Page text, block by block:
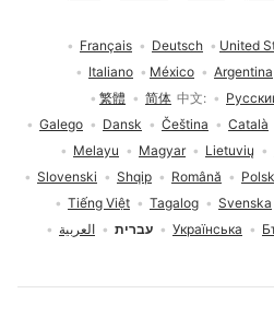
United
Deutsch
Français
Argentina
México
Italiano
中文
简体
繁體
Català
Čeština
Dansk
Galego
Lietuvių
Magyar
Melayu
Română
Shqip
Slovenski
Svenska
Tagalog
Tiếng Việt
Українська עברית
العربية